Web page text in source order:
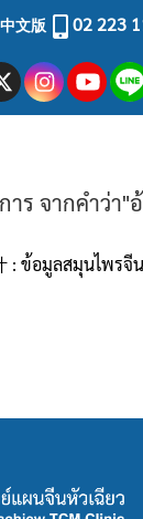
中文版 02 223
ร จากคำว่า"อ้
: ข้อมูลสมุนไพรจีน